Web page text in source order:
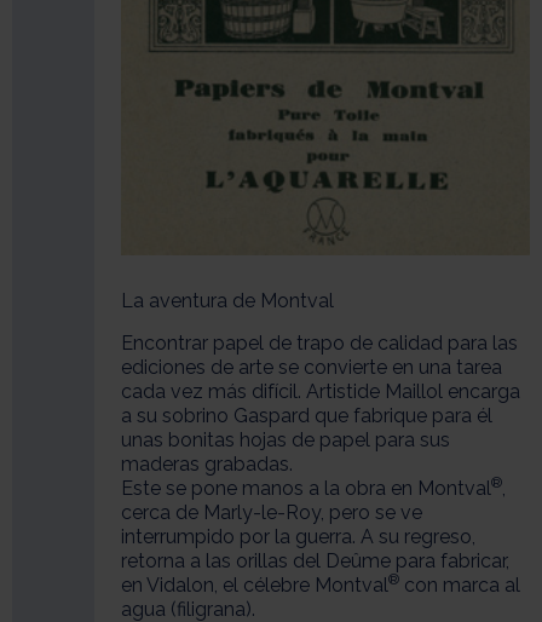
La aventura de Montval
Encontrar papel de trapo de calidad para las
ediciones de arte se convierte en una tarea
cada vez más difícil. Artistide Maillol encarga
a su sobrino Gaspard que fabrique para él
unas bonitas hojas de papel para sus
maderas grabadas.
Este se pone manos a la obra en Montval®,
cerca de Marly-le-Roy, pero se ve
interrumpido por la guerra. A su regreso,
retorna a las orillas del Deûme para fabricar,
en Vidalon, el célebre Montval®con marca al
agua (filigrana).